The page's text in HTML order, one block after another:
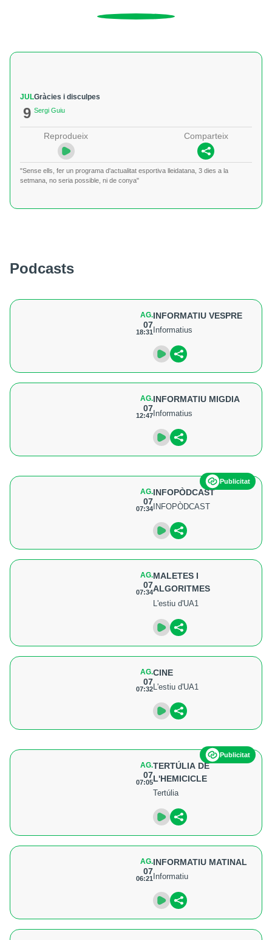
JUL
9
Gràcies i disculpes
Sergi Guiu
Reprodueix Comparteix
"Sense ells, fer un programa d'actualitat esportiva lleidatana, 3 dies a la
setmana, no seria possible, ni de conya"
Podcasts
AG.
07
18:31
INFORMATIU VESPRE
Informatius
AG.
07
12:47
INFORMATIU MIGDIA
Informatius
Publicitat
AG.
07
07:34
INFOPÒDCAST
INFOPÒDCAST
AG.
07
07:34
MALETES I
ALGORITMES
L'estiu d'UA1
AG.
07
07:32
CINE
L'estiu d'UA1
Publicitat
AG.
07
07:05
TERTÚLIA DE
L'HEMICICLE
Tertúlia
AG.
07
06:21
INFORMATIU MATINAL
Informatiu